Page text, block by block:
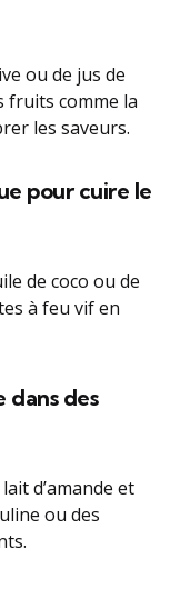
ou de jus de
fruits comme la
les saveurs.
pour cuire le
de coco ou de
à feu vif en
des
d’amande et
ou des